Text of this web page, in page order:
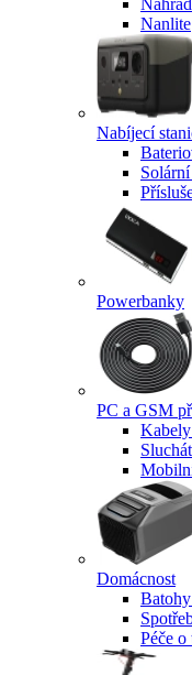
Nanlite
Nabíjecí
Powerbanky
PC a GSM
Domácnost
Péče o